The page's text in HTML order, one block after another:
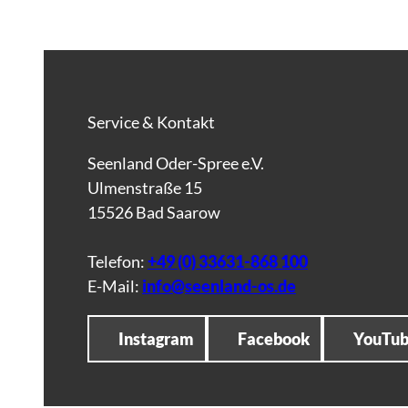
Service & Kontakt
Seenland Oder-Spree e.V.
Ulmenstraße 15
15526 Bad Saarow
Telefon:+49 (0) 33631-868 100
E-Mail: info@seenland-os.de
Instagram Facebook